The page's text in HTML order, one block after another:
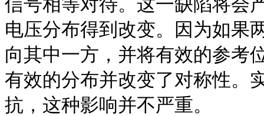
电压分布得到改变。因为如果
向其中一方，并将有效的参考
有效的分布并改变了对称性。
抗，这种影响并不严重。